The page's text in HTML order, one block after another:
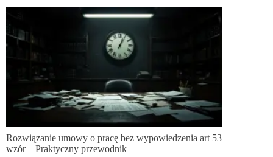
Rozwiązanie umowy o pracę bez wypowiedzenia art 53
wzór – Praktyczny przewodnik